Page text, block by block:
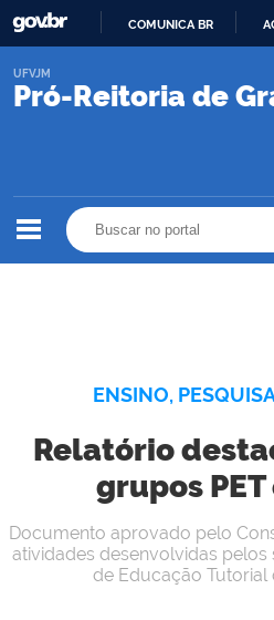
O
COMUNICA BR
Pró-Reitoria de
UFVJM
ENSINO,
Relatório
grupos
Documento aprovado pelo
atividades desenvolvidas
de Educação Tutorial